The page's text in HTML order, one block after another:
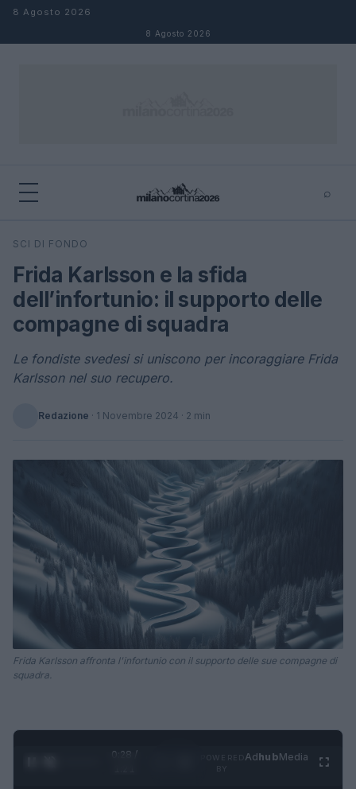
Salta al contenuto
8 Agosto 2026
8 Agosto 2026
⌕
Cerca
SCI DI FONDO
Frida Karlsson e la sfida
dell’infortunio: il supporto delle
compagne di squadra
Le fondiste svedesi si uniscono per incoraggiare Frida
Karlsson nel suo recupero.
Redazione · 1 Novembre 2024 · 2 min
Frida Karlsson affronta l'infortunio con il supporto delle sue compagne di
squadra.
0:28 /
AdhubMedia